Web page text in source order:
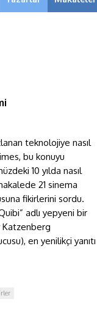
teknolojiye nasıl
bu konuyu
10 yılda nasıl
21 sinema
fikirlerini sordu.
adlı yepyeni bir
Katzenberg
en yenilikçi yanıtı